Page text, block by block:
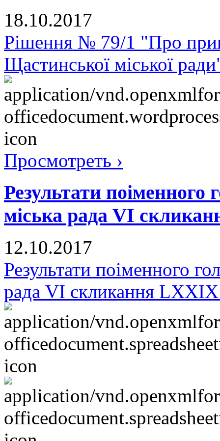
18.10.2017
Рішення № 79/1 "Про
Щастинської міської
Просмотреть ›
Результати
міська рада VI
12.10.2017
Результати поіменного
рада VI скликання LXXIX